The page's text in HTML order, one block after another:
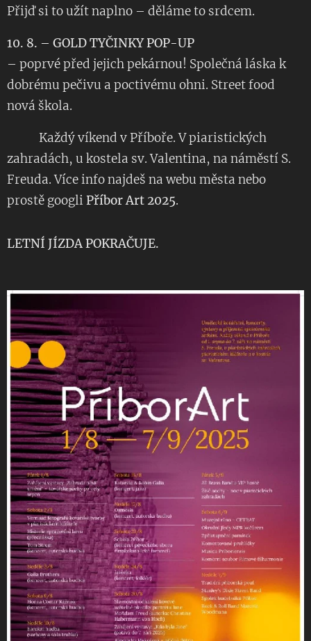
Přijď si to užít naplno – děláme to srdcem.
10. 8. – GOLD TYČINKY POP-UP
– poprvé před jejich pekárnou! Společná láska k
dobrému pečivu a poctivému ohni. Street food
nová škola.
🎶🎨 Každý víkend v Příboře. V piaristických
zahradách, u kostela sv. Valentina, na náměstí S.
Freuda. Více info najdeš na webu města nebo
prostě googli Příbor Art 2025.
LETNÍ JÍZDA POKRAČUJE.